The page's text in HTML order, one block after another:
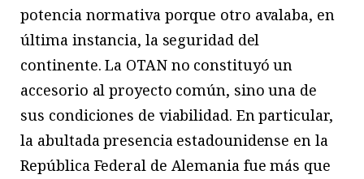
potencia normativa porque otro avalaba, en
última instancia, la seguridad del
continente. La OTAN no constituyó un
accesorio al proyecto común, sino una de
sus condiciones de viabilidad. En particular,
la abultada presencia estadounidense en la
República Federal de Alemania fue más que